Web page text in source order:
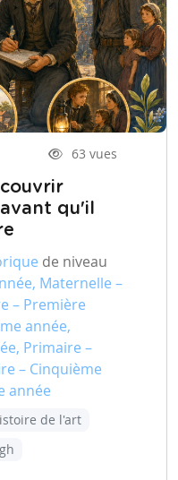
63 vues
qu'il
de niveau
Maternelle –
– Première
année,
Primaire –
– Cinquième
année
de l'art